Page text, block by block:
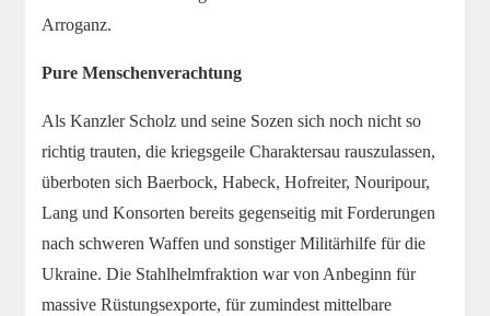
Arroganz.
Pure Menschenverachtung
Als Kanzler Scholz und seine Sozen sich noch nicht so
richtig trauten, die kriegsgeile Charaktersau rauszulassen,
überboten sich Baerbock, Habeck, Hofreiter, Nouripour,
Lang und Konsorten bereits gegenseitig mit Forderungen
nach schweren Waffen und sonstiger Militärhilfe für die
Ukraine. Die Stahlhelmfraktion war von Anbeginn für
massive Rüstungsexporte, für zumindest mittelbare